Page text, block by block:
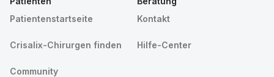
Patientenstartseite
Crisalix-Chirurgen finden
Community
Kontakt
Hilfe-Center